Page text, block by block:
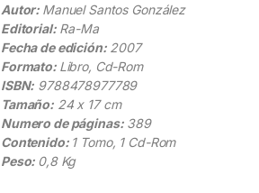
Autor: Manuel Santos González
Editorial:Ra-Ma
Fecha de edición:2007
Formato: Libro, Cd-Rom
ISBN: 9788478977789
Tamaño: 24 x 17 cm
Numero de páginas:389
Contenido: 1 Tomo, 1 Cd-Rom
Peso: 0,8 Kg